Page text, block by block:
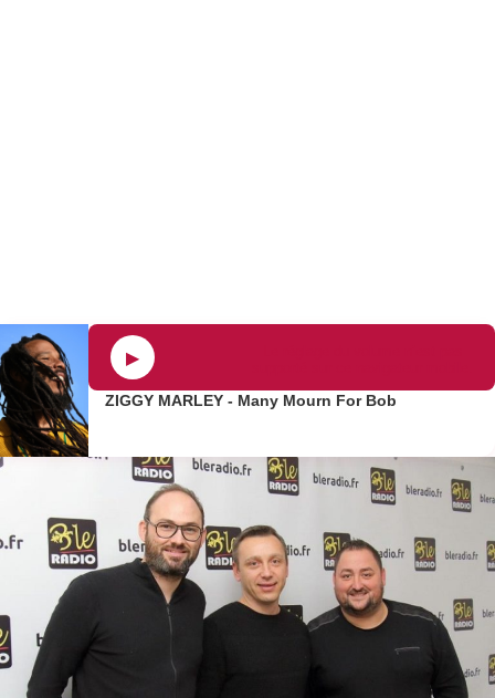
▶
ZIGGY MARLEY - Many Mourn For Bob